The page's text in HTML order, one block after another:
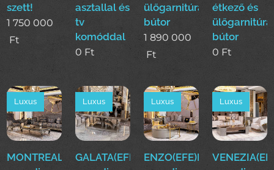
szett!
1 750 000
Ft
asztallal és
tv
komóddal
0 Ft
ülőgarnitúra
bútor
1 890 000
Ft
étkező és
ülőgarnitúra
bútor
0 Ft
MONTREAL(EFE)Luxus
Luxus
GALATA(EFE)Luxus
Luxus
ENZO(EFE)Luxus
Luxus Luxus